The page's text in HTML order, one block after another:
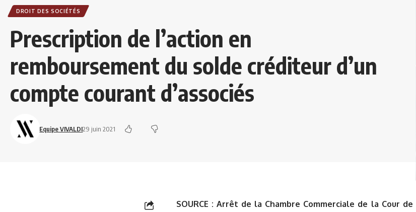
DROIT DES SOCIÉTÉS
Prescription de l’action en
remboursement du solde créditeur d’un
compte courant d’associés
Equipe VIVALDI29 juin 2021
SOURCE :Arrêt de la Chambre Commerciale de la Cour de